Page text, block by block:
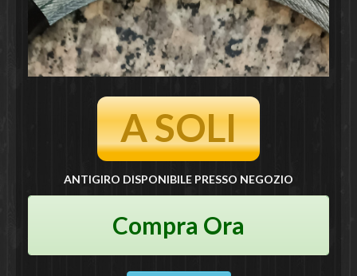
A SOLI
ANTIGIRO DISPONIBILE PRESSO NEGOZIO
Compra Ora